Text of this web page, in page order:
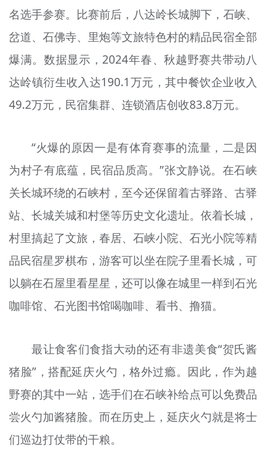
名选手参赛。比赛前后，八达岭长城脚下，石峡、
岔道、石佛寺、里炮等文旅特色村的精品民宿全部
爆满。数据显示，2024年春、秋越野赛共带动八
达岭镇衍生收入达190.1万元，其中餐饮企业收入
49.2万元，民宿集群、连锁酒店创收83.8万元。
“火爆的原因一是有体育赛事的流量，二是因
为村子有底蕴，民宿品质高。”张文静说。在石峡
关长城环绕的石峡村，至今还保留着古驿路、古驿
站、长城关城和村堡等历史文化遗址。依着长城，
村里搞起了文旅，春居、石峡小院、石光小院等精
品民宿星罗棋布，游客可以坐在院子里看长城，可
以躺在石屋里看星星，还可以像在城里一样到石光
咖啡馆、石光图书馆喝咖啡、看书、撸猫。
最让食客们食指大动的还有非遗美食“贺氏酱
猪脸”，搭配延庆火勺，格外过瘾。因此，作为越
野赛的其中一站，选手们在石峡补给点可以免费品
尝火勺加酱猪脸。而在历史上，延庆火勺就是将士
们巡边打仗带的干粮。